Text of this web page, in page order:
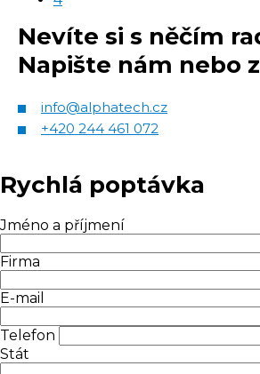
Nevíte si s něčím
Napište nám nebo
info@alphatech.cz
+420 244 461 072
Rychlá poptávka
Jméno a příjmení
Firma
E-mail
Telefon
Stát